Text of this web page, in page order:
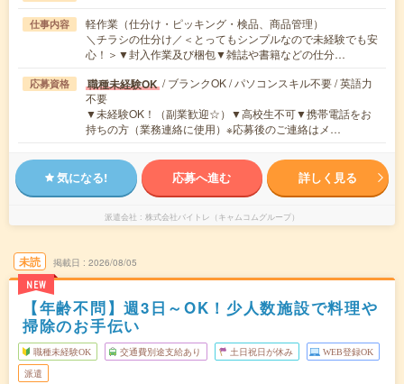
仕事内容
軽作業（仕分け・ピッキング・検品、商品管理）
＼チラシの仕分け／＜とってもシンプルなので未経験でも安
心！＞▼封入作業及び梱包▼雑誌や書籍などの仕分…
応募資格 職種未経験OK / ブランクOK / パソコンスキル不要 / 英語力
不要
▼未経験OK！（副業歓迎☆）▼高校生不可▼携帯電話をお
持ちの方（業務連絡に使用）※応募後のご連絡はメ…
気になる! 応募へ進む 詳しく見る
派遣会社 株式会社バイトレ（キャムコムグループ）
未読
NEW
掲載日 2026/08/05
【年齢不問】週3日～OK！少人数施設で料理や
掃除のお手伝い
職種未経験OK 交通費別途支給あり 土日祝日が休み WEB登録OK
派遣